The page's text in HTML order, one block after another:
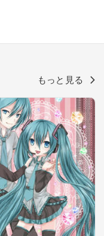
もっと見る